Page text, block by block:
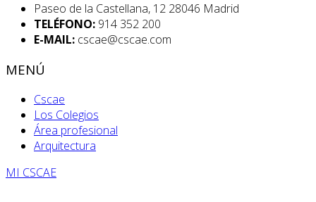
Paseo de la Castellana, 12 28046 Madrid
TELÉFONO: 914 352 200
E-MAIL: cscae@cscae.com
MENÚ
Cscae
Los Colegios
Área profesional
Arquitectura
MI CSCAE